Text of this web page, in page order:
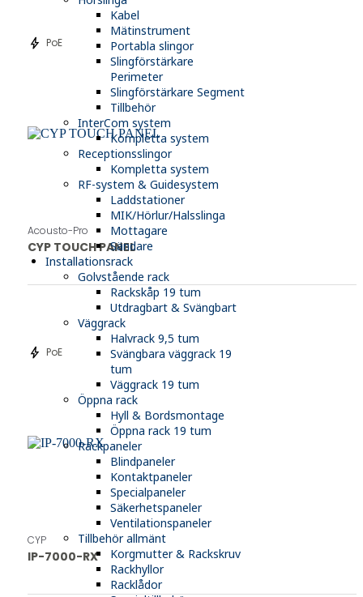
Kabel
Mätinstrument
Portabla slingor
Slingförstärkare
Perimeter
Slingförstärkare Segment
Tillbehör
InterCom system
Kompletta system
Receptionsslingor
Kompletta system
RF-system & Guidesystem
Laddstationer
MIK/Hörlur/Halsslinga
Mottagare
Sändare
Installationsrack
Golvstående rack
Rackskåp 19 tum
Utdragbart & Svängbart
Väggrack
Halvrack 9,5 tum
Svängbara väggrack 19
tum
Väggrack 19 tum
Öppna rack
Hyll & Bordsmontage
Öppna rack 19 tum
Rackpaneler
Blindpaneler
Kontaktpaneler
Specialpaneler
Säkerhetspaneler
Ventilationspaneler
Tillbehör allmänt
Korgmutter & Rackskruv
Rackhyllor
Racklådor
bolt PoE
Acousto-Pro
CYP TOUCH PANEL
bolt PoE
CYP
IP-7000-RX